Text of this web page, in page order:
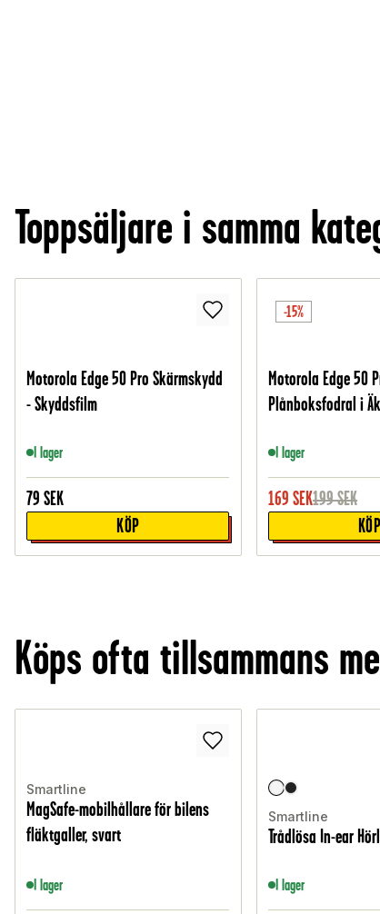
Toppsäljare i samma
Motorola Edge 50 Pro Skärmskydd
- Skyddsfilm
I lager
79 SEK
KÖP
-15%
Motorola Edge 50
Plånboksfodral i
I lager
169 SEK199SEK
KÖP
Köps ofta tillsammans
Smartline
MagSafe-mobilhållare för bilens
fläktgaller, svart
I lager
Smartline
Trådlösa In-ear
I lager